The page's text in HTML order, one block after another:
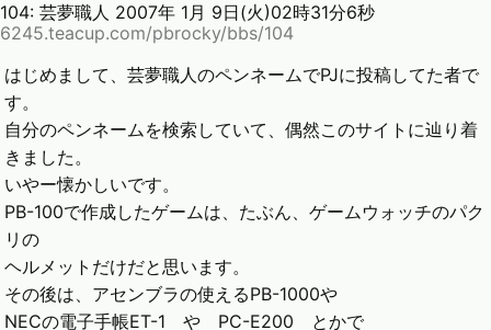
104: 芸夢職人 2007年 1月 9日(火)02時31分6秒
6245.teacup.com/pbrocky/bbs/104
はじめまして、芸夢職人のペンネームでPJに投稿してた者で
す。
自分のペンネームを検索していて、偶然このサイトに辿り着
きました。
いやー懐かしいです。
PB-100で作成したゲームは、たぶん、ゲームウォッチのパク
リの
ヘルメットだけだと思います。
その後は、アセンブラの使えるPB-1000や
NECの電子手帳ET-1 や PC-E200 とかで